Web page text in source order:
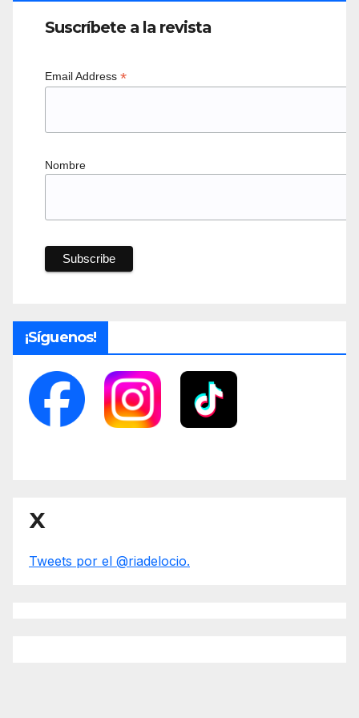
Suscríbete a la revista
Email Address *
Nombre
¡Síguenos!
X
Tweets por el @riadelocio.